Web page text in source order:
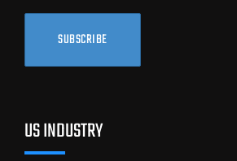
SUBSCRIBE
US INDUSTRY